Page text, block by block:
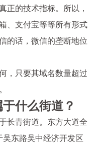
正的技术指标。所以，
、支付宝等等所有形式
的话，微信的垄断地位
，只要其域名数量超过
什么街道？
长青街道。东方大道全
吴东路吴中经济开发区